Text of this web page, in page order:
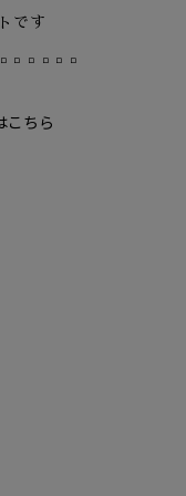
です
こちら